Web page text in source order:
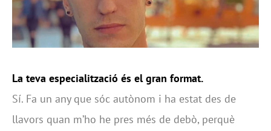
La teva especialització és el gran format.
Sí. Fa un any que sóc autònom i ha estat des de
llavors quan m’ho he pres més de debò, perquè